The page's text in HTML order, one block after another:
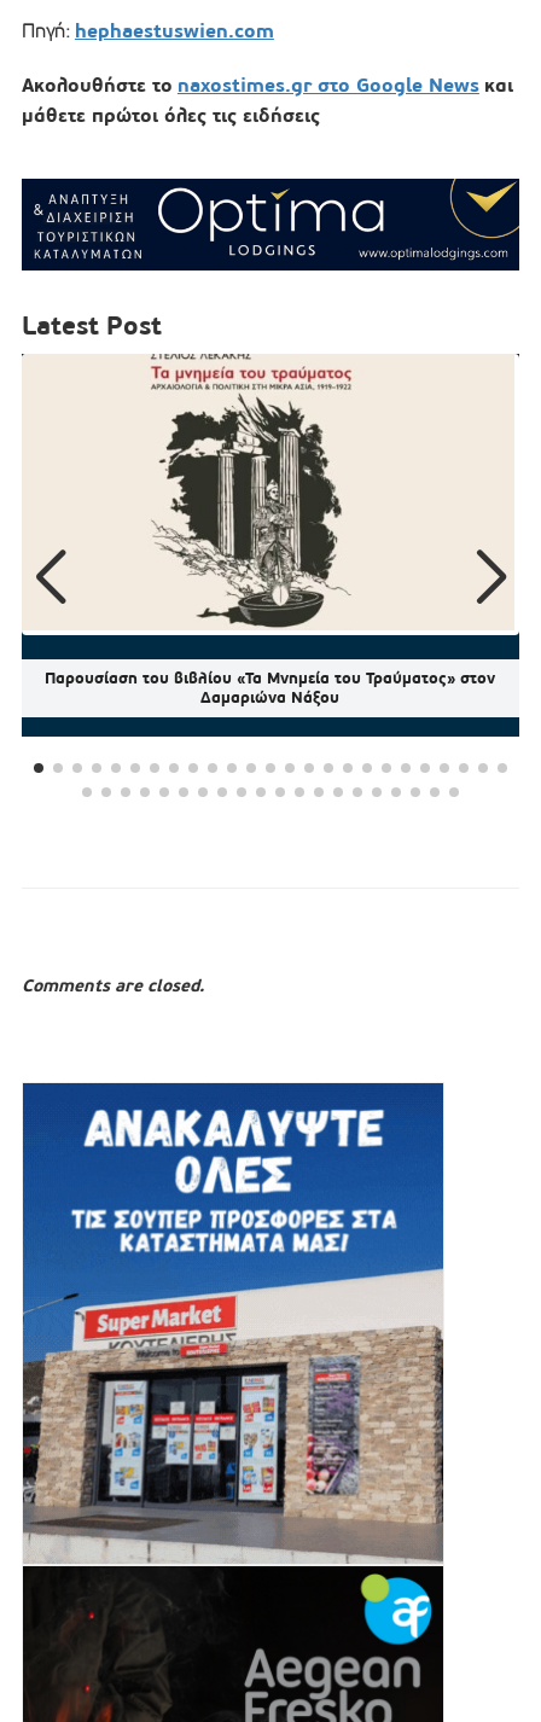
Πηγή: hephaestuswien.com
Ακολουθήστε το naxostimes.gr στο Google News και
μάθετε πρώτοι όλες τις ειδήσεις
Latest Post
Παρουσίαση του βιβλίου «Τα Μνημεία του Τραύματος» στον
Δαμαριώνα Νάξου
Comments are closed.